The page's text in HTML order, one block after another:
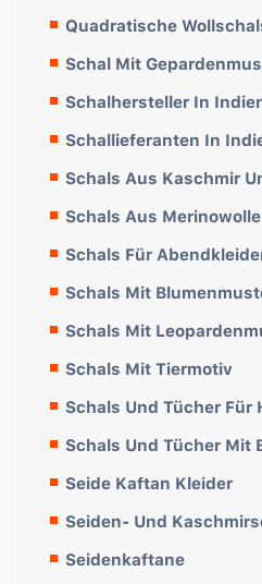
Quadratische
Schal Mit
Schalhersteller In
Schallieferanten In
Schals Aus Kaschmir
Schals Aus
Schals Für
Schals Mit
Schals Mit
Schals Mit Tiermotiv
Schals Und Tücher Für
Schals Und Tücher Mit
Seide Kaftan Kleider
Seiden- Und
Seidenkaftane